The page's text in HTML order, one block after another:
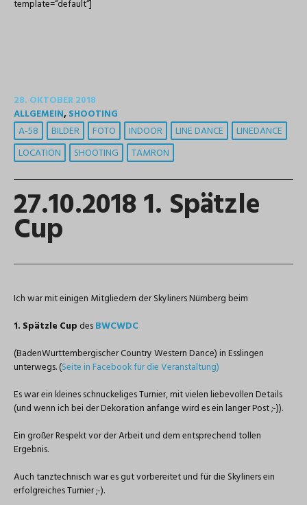
template=“default“]
28. OKTOBER 2018
ALLGEMEIN,SHOOTING
A-58 BILDER FOTO INDOOR LINE DANCE
LINEDANCE
LOCATION
SHOOTING TAMRON
27.10.2018 1. Spätzle
Cup
Ich war mit einigen Mitgliedern der Skyliners Nürnberg beim
1. Spätzle Cup desBWCWDC
(BadenWurttembergischer Country Western Dance) in Esslingen
unterwegs. (Seite in Facebook für die Veranstaltung)
Es war ein kleines schnuckeliges Turnier, mit vielen liebevollen Details
(und wenn ich bei der Dekoration anfange wird es ein langer Post ;-)).
Ein großer Respekt vor der Arbeit und dem entsprechend tollen
Ergebnis.
Auch tanztechnisch war es gut vorbereitet und für die Skyliners ein
erfolgreiches Turnier ;-).